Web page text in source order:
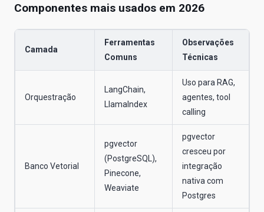
Componentes mais usados em 2026
Camada
Ferramentas
Comuns
Observações
Técnicas
Orquestração
LangChain,
LlamaIndex
Uso para RAG,
agentes, tool
calling
Banco Vetorial
pgvector
(PostgreSQL),
Pinecone,
Weaviate
pgvector
cresceu por
integração
nativa com
Postgres